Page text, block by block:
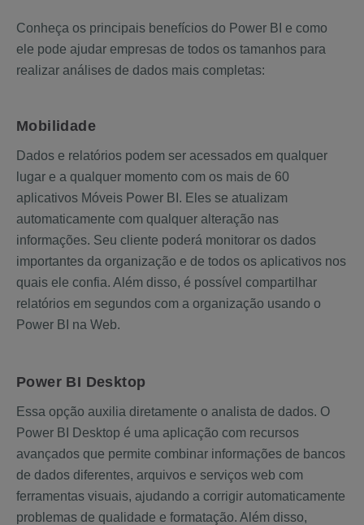
Conheça os principais benefícios do Power BI e como
ele pode ajudar empresas de todos os tamanhos para
realizar análises de dados mais completas:
Mobilidade
Dados e relatórios podem ser acessados em qualquer
lugar e a qualquer momento com os mais de 60
aplicativos Móveis Power BI. Eles se atualizam
automaticamente com qualquer alteração nas
informações. Seu cliente poderá monitorar os dados
importantes da organização e de todos os aplicativos nos
quais ele confia. Além disso, é possível compartilhar
relatórios em segundos com a organização usando o
Power BI na Web.
Power BI Desktop
Essa opção auxilia diretamente o analista de dados. O
Power BI Desktop é uma aplicação com recursos
avançados que permite combinar informações de bancos
de dados diferentes, arquivos e serviços web com
ferramentas visuais, ajudando a corrigir automaticamente
problemas de qualidade e formatação. Além disso,